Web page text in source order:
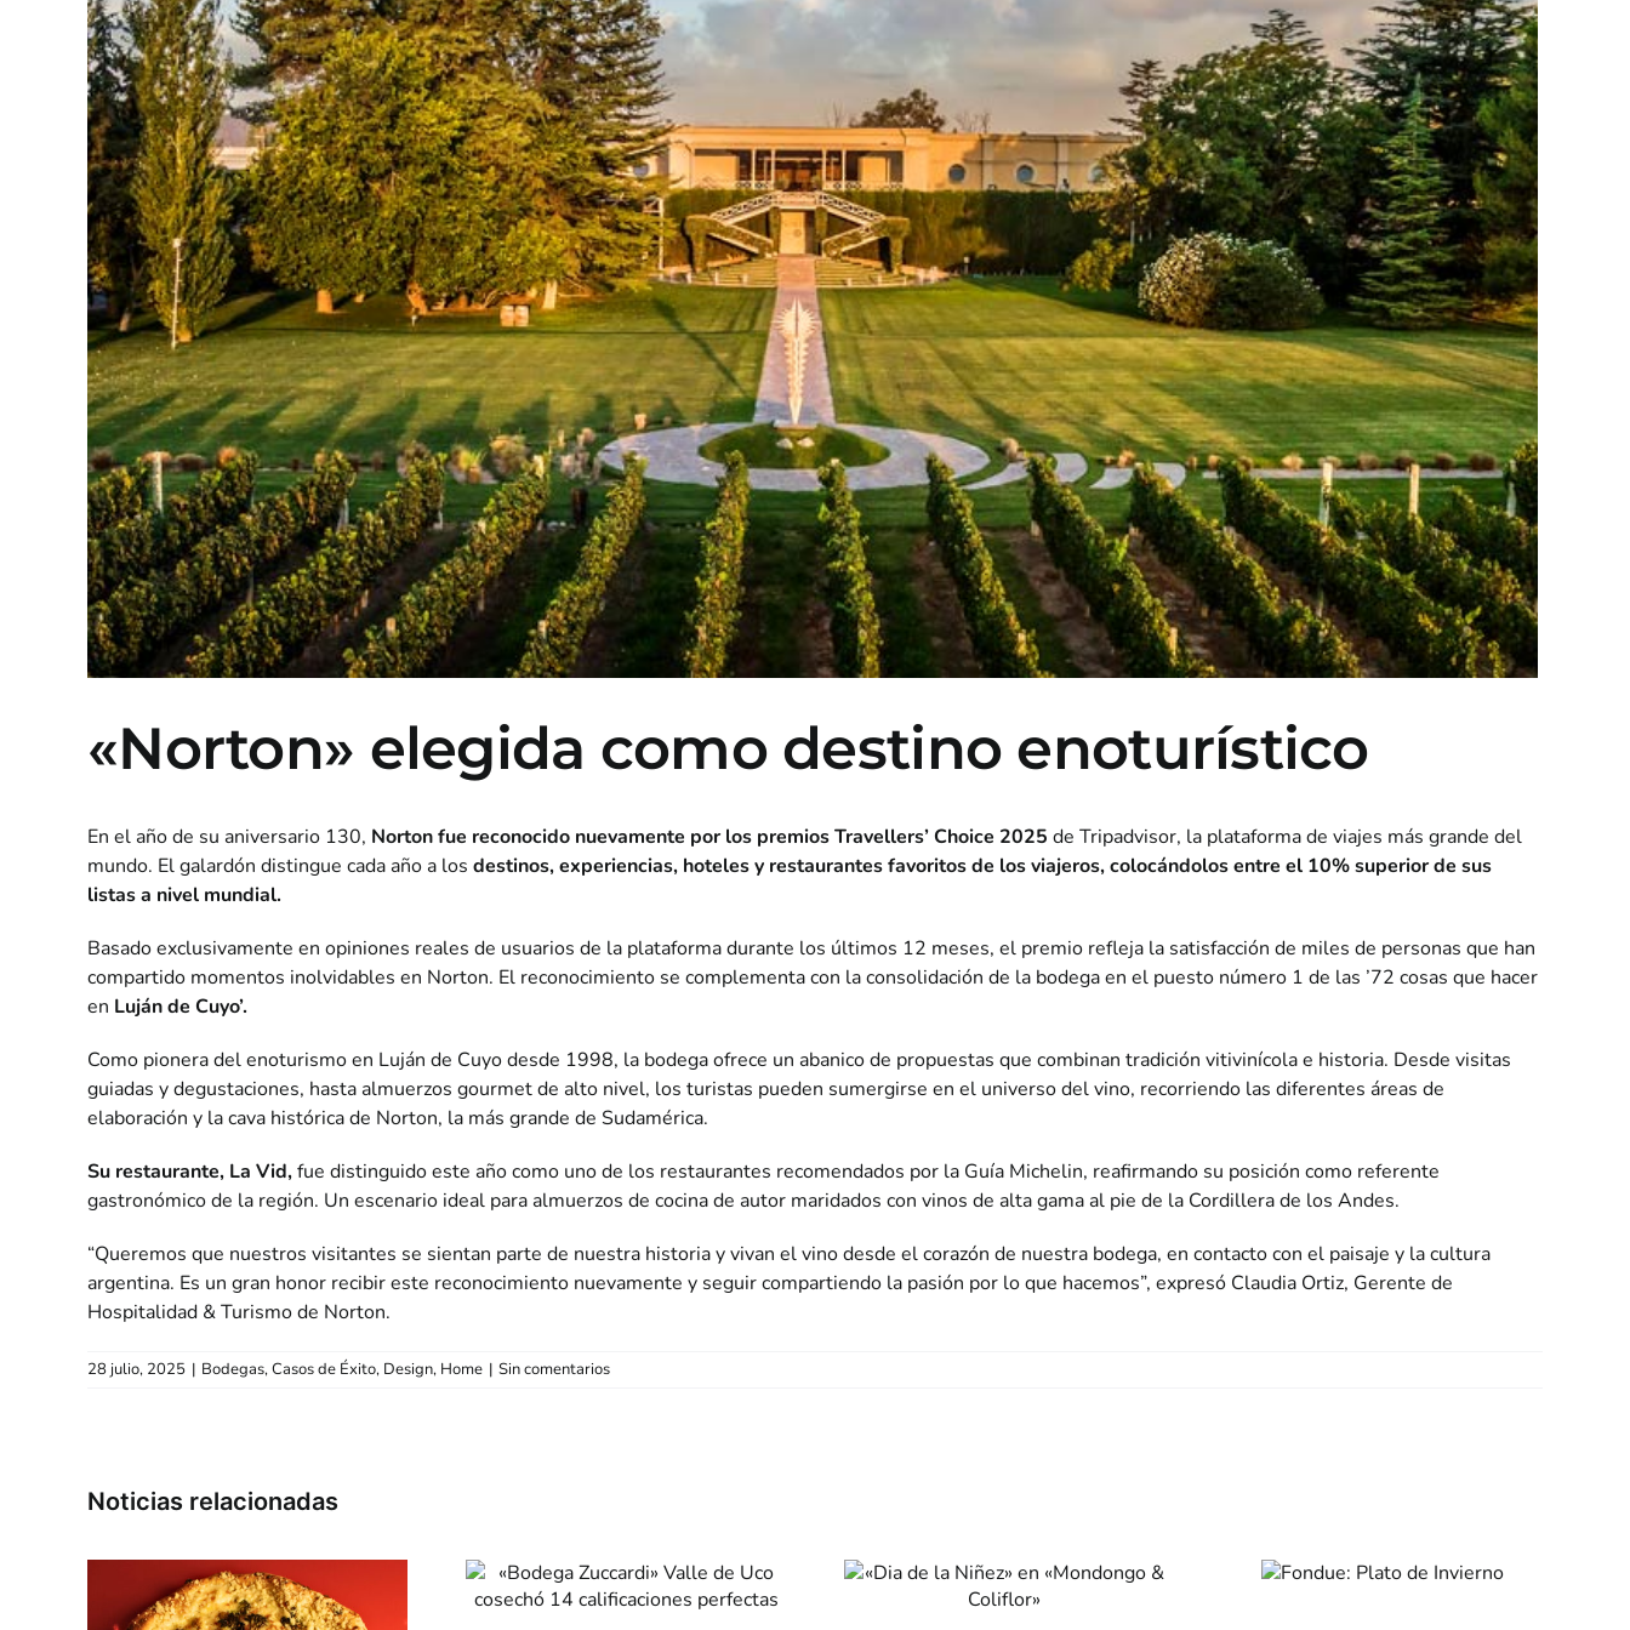
«Norton» elegida como destino enoturístico
En el año de su aniversario 130, Norton fue reconocido nuevamente por los premios Travellers’ Choice 2025 de Tripadvisor, la plataforma de viajes más grande del
mundo. El galardón distingue cada año a los destinos, experiencias, hoteles y restaurantes favoritos de los viajeros, colocándolos entre el 10% superior de sus
listas a nivel mundial.
Basado exclusivamente en opiniones reales de usuarios de la plataforma durante los últimos 12 meses, el premio refleja la satisfacción de miles de personas que han
compartido momentos inolvidables en Norton. El reconocimiento se complementa con la consolidación de la bodega en el puesto número 1 de las ’72 cosas que hacer
en Luján de Cuyo’.
Como pionera del enoturismo en Luján de Cuyo desde 1998, la bodega ofrece un abanico de propuestas que combinan tradición vitivinícola e historia. Desde visitas
guiadas y degustaciones, hasta almuerzos gourmet de alto nivel, los turistas pueden sumergirse en el universo del vino, recorriendo las diferentes áreas de
elaboración y la cava histórica de Norton, la más grande de Sudamérica.
Su restaurante, La Vid,fue distinguido este año como uno de los restaurantes recomendados por la Guía Michelin, reafirmando su posición como referente
gastronómico de la región. Un escenario ideal para almuerzos de cocina de autor maridados con vinos de alta gama al pie de la Cordillera de los Andes.
“Queremos que nuestros visitantes se sientan parte de nuestra historia y vivan el vino desde el corazón de nuestra bodega, en contacto con el paisaje y la cultura
argentina. Es un gran honor recibir este reconocimiento nuevamente y seguir compartiendo la pasión por lo que hacemos”, expresó Claudia Ortiz, Gerente de
Hospitalidad & Turismo de Norton.
28 julio, 2025 | Bodegas,Casos de Éxito, Design, Home | Sin comentarios
Zuccardi» Valle
de Uco cosechó
«Dia de la Niñez»
en «Mondongo &
Fondue: